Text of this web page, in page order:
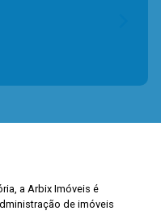
a Arbix Imóveis é
de imóveis